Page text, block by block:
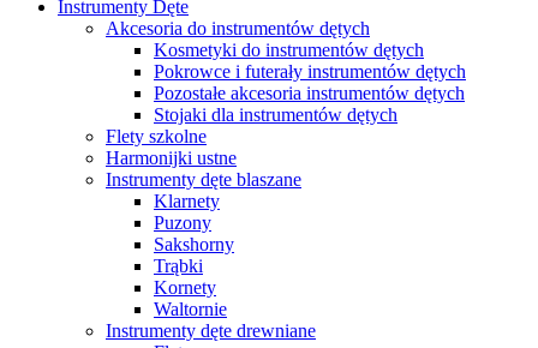
Instrumenty Dęte
Akcesoria do instrumentów dętych
Kosmetyki do instrumentów dętych
Pokrowce i futerały instrumentów dętych
Pozostałe akcesoria instrumentów dętych
Stojaki dla instrumentów dętych
Flety szkolne
Harmonijki ustne
Instrumenty dęte blaszane
Klarnety
Puzony
Sakshorny
Trąbki
Kornety
Waltornie
Instrumenty dęte drewniane